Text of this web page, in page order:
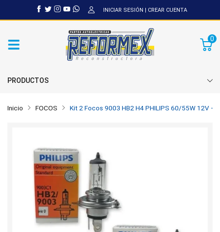
INICIAR SESIÓN | CREAR CUENTA
0
PRODUCTOS
Inicio FOCOS Kit 2 Focos 9003 HB2 H4 PHILIPS 60/55W 12V –